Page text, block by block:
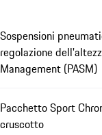
Sospensioni
regolazione
Management (PASM)
Pacchetto Sport
cruscotto